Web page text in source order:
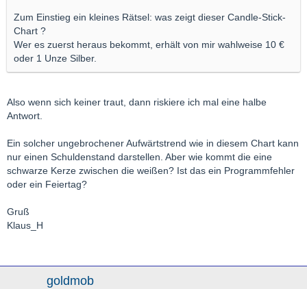
Zum Einstieg ein kleines Rätsel: was zeigt dieser Candle-Stick-
Chart ?
Wer es zuerst heraus bekommt, erhält von mir wahlweise 10 €
oder 1 Unze Silber.
Also wenn sich keiner traut, dann riskiere ich mal eine halbe
Antwort.
Ein solcher ungebrochener Aufwärtstrend wie in diesem Chart kann
nur einen Schuldenstand darstellen. Aber wie kommt die eine
schwarze Kerze zwischen die weißen? Ist das ein Programmfehler
oder ein Feiertag?
Gruß
Klaus_H
goldmob